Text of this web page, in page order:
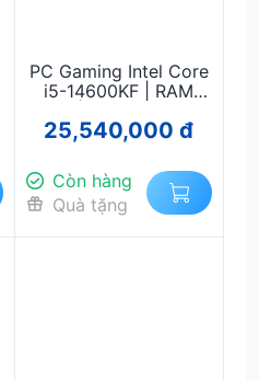
PC Gaming Intel Core
i5-14600KF | RAM
| SSD 1TB NVMe Gen4
750W Chính Hãng
25,540,000 đ
Còn hàng
Quà tặng